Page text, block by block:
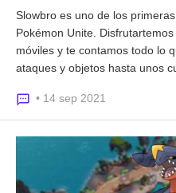
Slowbro es uno de los
Pokémon Unite.
móviles y te contamos todo lo
ataques y objetos hasta unos
• 14 sep 2021